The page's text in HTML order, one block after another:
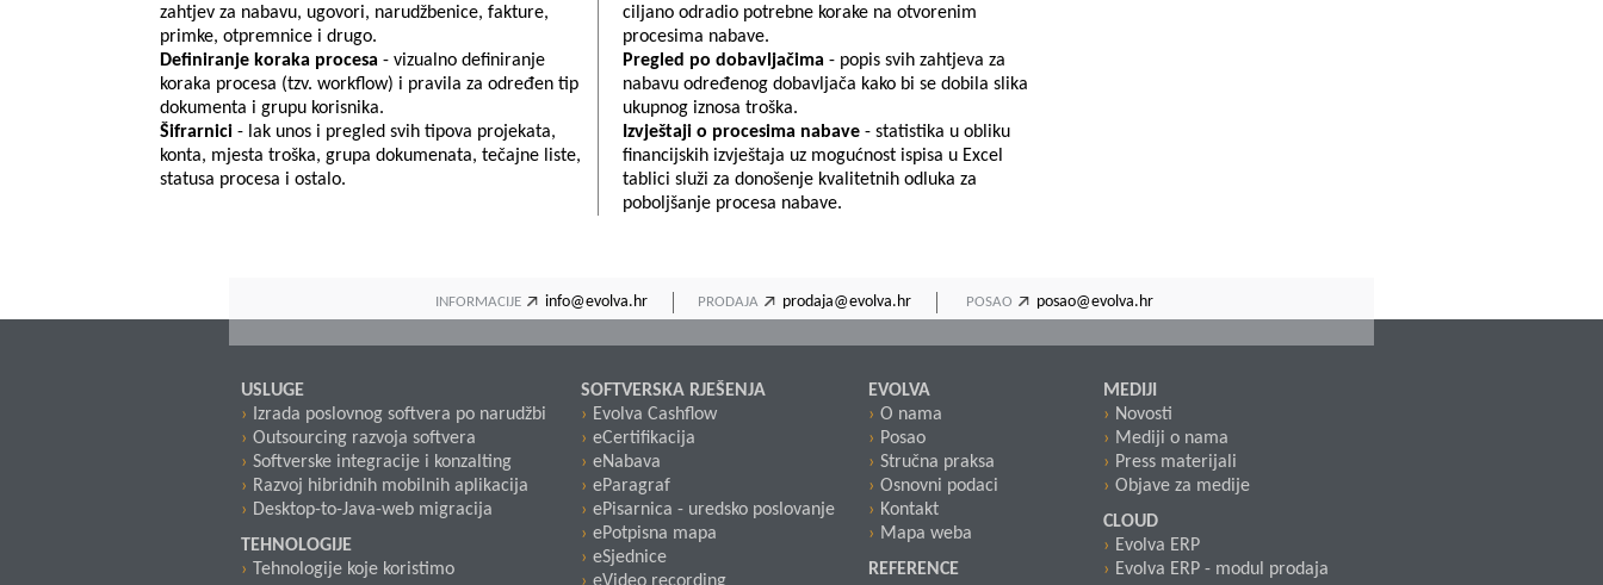
zahtjev za nabavu, ugovori, narudžbenice, fakture,
primke, otpremnice i drugo.
Definiranje koraka procesa - vizualno definiranje
koraka procesa (tzv. workflow) i pravila za određen tip
dokumenta i grupu korisnika.
Šifrarnici - lak unos i pregled svih tipova projekata,
konta, mjesta troška, grupa dokumenata, tečajne liste,
statusa procesa i ostalo.
ciljano odradio potrebne korake na otvorenim
procesima nabave.
Pregled po dobavljačima - popis svih zahtjeva za
nabavu određenog dobavljača kako bi se dobila slika
ukupnog iznosa troška.
Izvještaji o procesima nabave- statistika u obliku
financijskih izvještaja uz mogućnost ispisa u Excel
tablici služi za donošenje kvalitetnih odluka za
poboljšanje procesa nabave.
INFORMACIJE info@evolva.hr PRODAJA prodaja@evolva.hr POSAO posao@evolva.hr
USLUGE
Izrada poslovnog softvera po narudžbi
Outsourcing razvoja softvera
Softverske integracije i konzalting
Razvoj hibridnih mobilnih aplikacija
Desktop-to-Java-web migracija
TEHNOLOGIJE
Tehnologije koje koristimo
SOFTVERSKA RJEŠENJA
Evolva Cashflow
eCertifikacija
eNabava
eParagraf
ePisarnica - uredsko poslovanje
ePotpisna mapa
eSjednice
EVOLVA
O nama
Posao
Stručna praksa
Osnovni podaci
Kontakt
Mapa weba
REFERENCE
MEDIJI
Novosti
Mediji o nama
Press materijali
Objave za medije
CLOUD
Evolva ERP
Evolva ERP - modul prodaja